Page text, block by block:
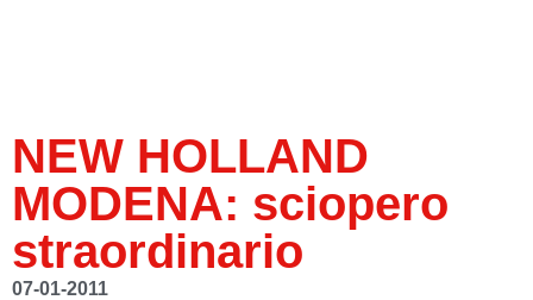
NEW HOLLAND
MODENA: sciopero
straordinario
07-01-2011